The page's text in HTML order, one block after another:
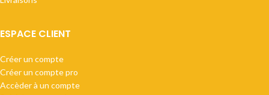
ESPACE CLIENT
Créer un compte
Créer un compte pro
Accèder à un compte